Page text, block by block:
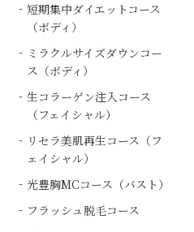
短期集中ダイエットコース
（ボディ）
ミラクルサイズダウンコー
ス（ボディ）
生コラーゲン注入コース
（フェイシャル）
リセラ美肌再生コース（フ
ェイシャル）
光豊胸MCコース（バスト）
フラッシュ脱毛コース